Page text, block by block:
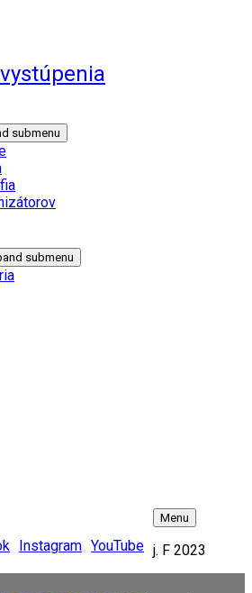
submenu
submenu
Instagram YouTube
Menu
j. F 2023